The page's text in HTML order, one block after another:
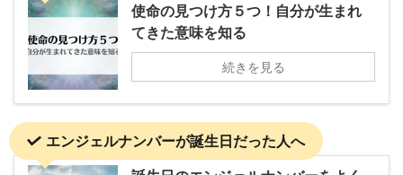
使命の見つけ方５つ！自分が生まれ
てきた意味を知る
続きを見る
エンジェルナンバーが誕生日だった人へ